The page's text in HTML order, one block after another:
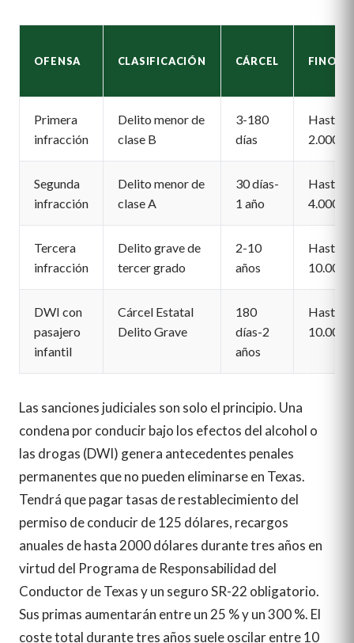
OFENSA CLASIFICACIÓN CÁRCEL FINO
Primera
infracción
Delito menor de
clase B
3-180
días
Hasta
2.000
Segunda
infracción
Delito menor de
clase A
30 días-
1 año
Hasta
4.000
Tercera
infracción
Delito grave de
tercer grado
2-10
años
Hasta
10.000
DWI con
pasajero
infantil
Cárcel Estatal
Delito Grave
180
días-2
años
Hasta
10.000
Las sanciones judiciales son solo el principio. Una
condena por conducir bajo los efectos del alcohol o
las drogas (DWI) genera antecedentes penales
permanentes que no pueden eliminarse en Texas.
Tendrá que pagar tasas de restablecimiento del
permiso de conducir de 125 dólares, recargos
anuales de hasta 2000 dólares durante tres años en
virtud del Programa de Responsabilidad del
Conductor de Texas y un seguro SR-22 obligatorio.
Sus primas aumentarán entre un 25 % y un 300 %. El
coste total durante tres años suele oscilar entre 10